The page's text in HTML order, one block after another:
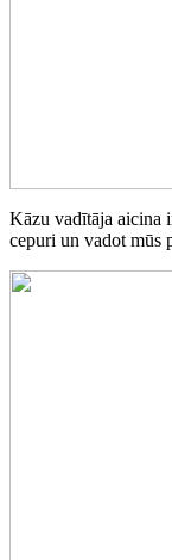
Kāzu vadītāja aicina
cepuri un vadot mūs